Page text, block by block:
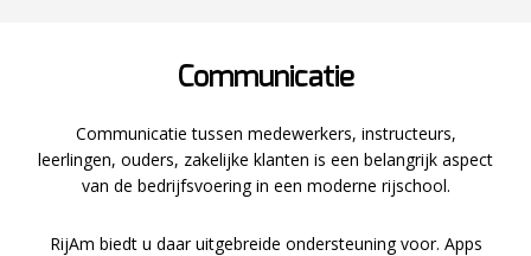
Communicatie
Communicatie tussen medewerkers, instructeurs,
leerlingen, ouders, zakelijke klanten is een belangrijk aspect
van de bedrijfsvoering in een moderne rijschool.
RijAm biedt u daar uitgebreide ondersteuning voor. Apps